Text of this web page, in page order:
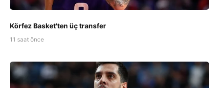
Körfez Basket'ten üç transfer
11 saat önce